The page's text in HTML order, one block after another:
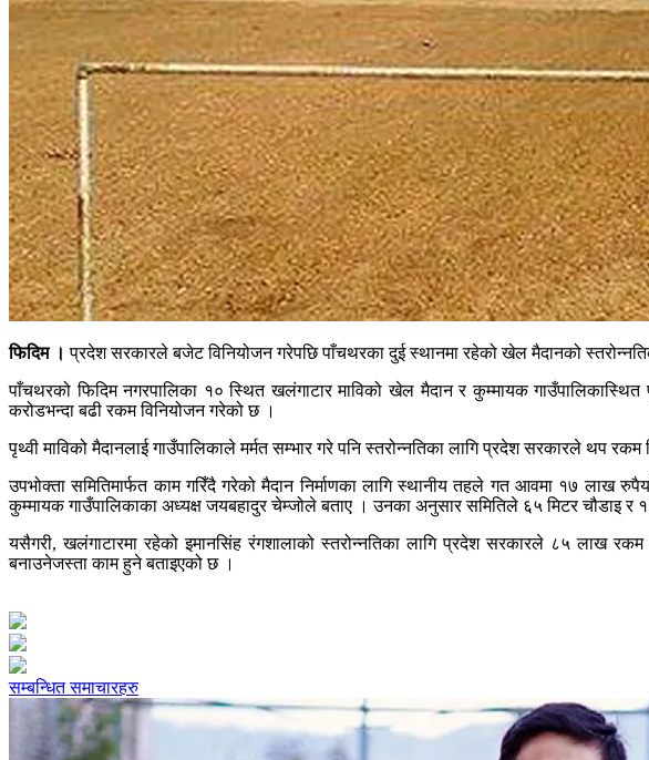
फिदिम । प्रदेश सरकारले बजेट विनियोजन गरेपछि पाँचथरका दुई स्थानमा रहेको खेल मैदानको
पाँचथरको फिदिम नगरपालिका १० स्थित खलंगाटार माविको खेल मैदान र कुम्मायक
करोडभन्दा बढी रकम विनियोजन गरेको छ ।
पृथ्वी माविको मैदानलाई गाउँपालिकाले मर्मत सम्भार गरे पनि स्तरोन्नतिका लागि प्रदेश सरकारले थप
उपभोक्ता समितिमार्फत काम गरिँदै गरेको मैदान निर्माणका लागि स्थानीय तहले गत आवमा १७
कुम्मायक गाउँपालिकाका अध्यक्ष जयबहादुर चेम्जोले बताए । उनका अनुसार समितिले ६५ मिटर चौडाइ र
यसैगरी, खलंगाटारमा रहेको इमानसिंह रंगशालाको स्तरोन्नतिका लागि प्रदेश सरकारले ८५ लाख
बनाउनेजस्ता काम हुने बताइएको छ ।
सम्बन्धित समाचारहरु